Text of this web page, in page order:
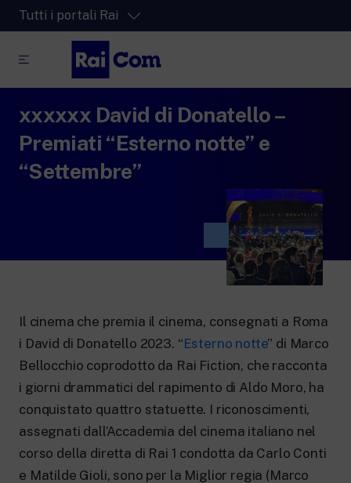
Tutti i portali Rai
RaiPlay
La piattaforma digitale dei canali Radio
RaiPlay Sound
Lo spazio sicuro ricco di cartoni animati
e aggiornamenti.
RaiNews
Le redazioni regionali di RaiNews.
Rai TgR
xxxxxx David di Donatello –
Premiati “Esterno notte” e
“Settembre”
Il cinema che premia il cinema, consegnati a Roma
i David di Donatello 2023. “Esterno notte” di Marco
Bellocchio coprodotto da Rai Fiction, che racconta
i giorni drammatici del rapimento di Aldo Moro, ha
conquistato quattro statuette. I riconoscimenti,
assegnati dall’Accademia del cinema italiano nel
corso della diretta di Rai 1 condotta da Carlo Conti
e Matilde Gioli, sono per la Miglior regia (Marco